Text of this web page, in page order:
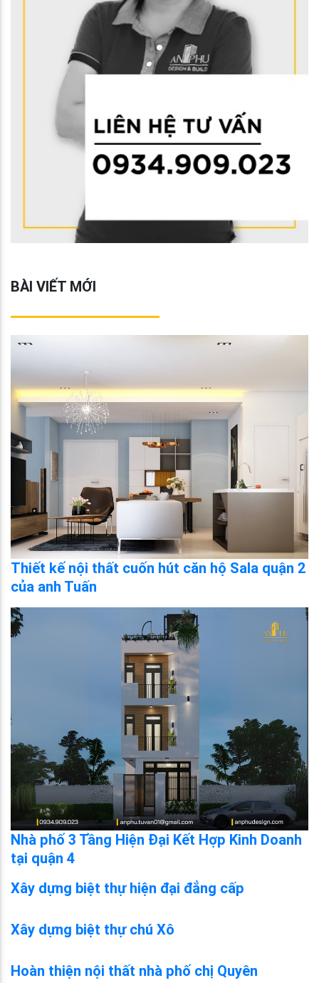
BÀI VIẾT MỚI
Thiết kế nội thất cuốn hút căn hộ Sala quận 2
của anh Tuấn
Nhà phố 3 Tầng Hiện Đại Kết Hợp Kinh Doanh
tại quận 4
Xây dựng biệt thự hiện đại đẳng cấp
Xây dựng biệt thự chú Xô
Hoàn thiện nội thất nhà phố chị Quyên